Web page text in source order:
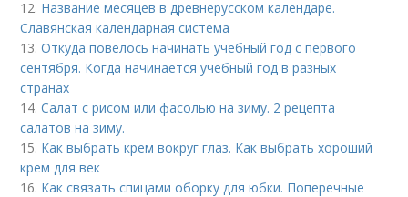
12. Название месяцев в древнерусском календаре.
Славянская календарная система
13.Откуда повелось начинать учебный год с первого
сентября. Когда начинается учебный год в разных
странах
14.Салат с рисом или фасолью на зиму. 2 рецепта
салатов на зиму.
15. Как выбрать крем вокруг глаз. Как выбрать хороший
крем для век
16. Как связать спицами оборку для юбки. Поперечные